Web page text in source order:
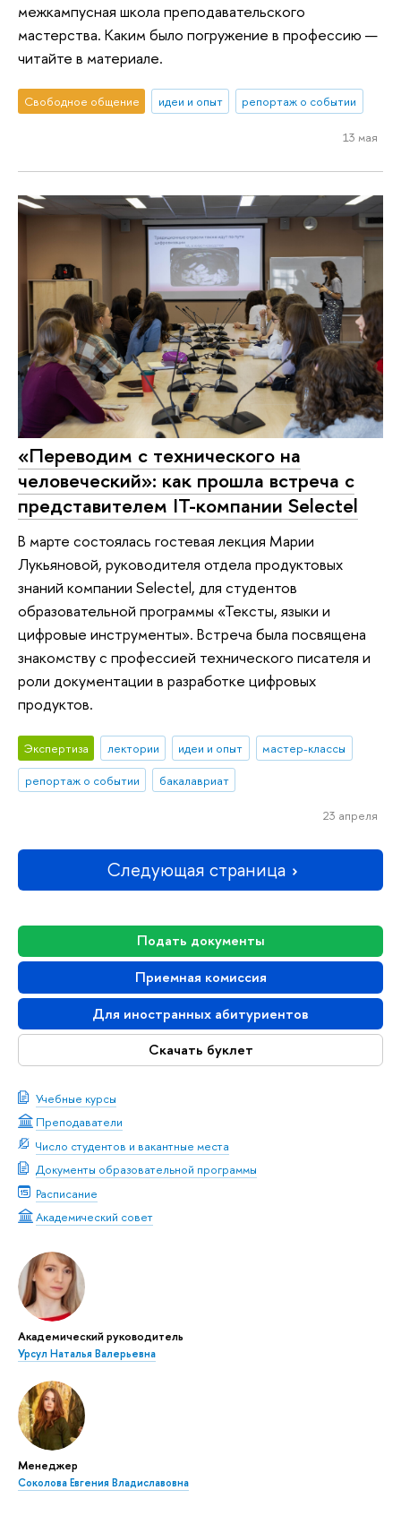
Подать документы
Приемная комиссия
Для иностранных абитуриентов
Скачать буклет
Учебные курсы
Преподаватели
Число студентов и вакантные места
Документы образовательной программы
Расписание
Академический совет
Академический руководитель
Урсул Наталья Валерьевна
Менеджер
Соколова Евгения Владиславовна
межкампусная школа преподавательского
мастерства. Каким было погружение в профессию —
читайте в материале.
Свободное общение идеи и опыт репортаж о событии
13 мая
«Переводим с технического на
человеческий»: как прошла встреча с
представителем IT-компании Selectel
В марте состоялась гостевая лекция Марии
Лукьяновой, руководителя отдела продуктовых
знаний компании Selectel, для студентов
образовательной программы «Тексты, языки и
цифровые инструменты». Встреча была посвящена
знакомству с профессией технического писателя и
роли документации в разработке цифровых
продуктов.
Экспертиза лектории идеи и опыт
мастер-классы
репортаж о событии
бакалавриат
23 апреля
Следующая страница